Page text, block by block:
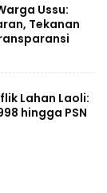
Ussu:
Tekanan
Lahan Laoli:
hingga PSN